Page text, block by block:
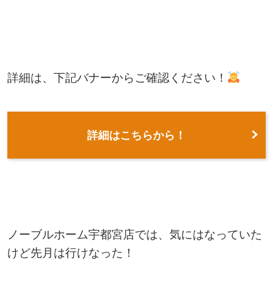
詳細は、下記バナーからご確認ください！
詳細はこちらから！
ノーブルホーム宇都宮店では、気にはなっていた
けど先月は行けなった！